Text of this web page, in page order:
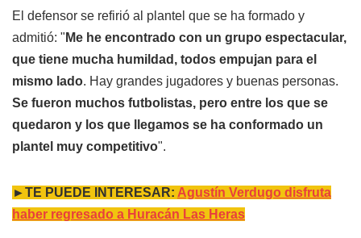
El defensor se refirió al plantel que se ha formado y
admitió: " Me he encontrado con un grupo espectacular,
que tiene mucha humildad, todos empujan para el
mismo lado. Hay grandes jugadores y buenas personas.
Se fueron muchos futbolistas, pero entre los que se
quedaron y los que llegamos se ha conformado un
plantel muy competitivo".
►TE PUEDE INTERESAR: Agustín Verdugo disfruta
haber regresado a Huracán Las Heras